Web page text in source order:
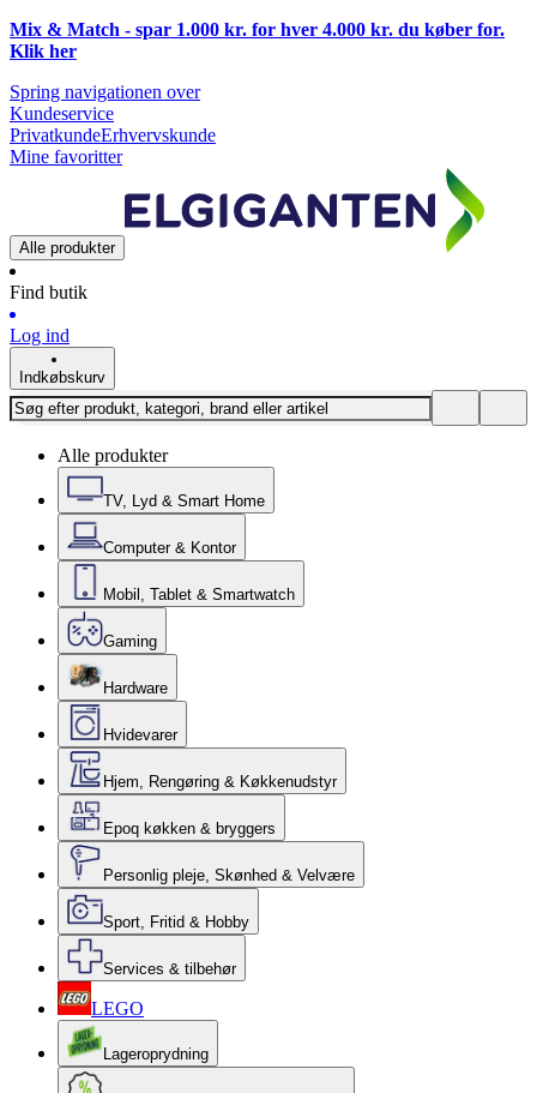
Mix & Match - spar 1.000 kr. for hver 4.000 kr. du køber for.
Klik her
Spring navigationen over
Kundeservice
PrivatkundeErhvervskunde
Mine favoritter
Alle produkter
Find butik
Log ind
Indkøbskurv
Alle produkter
TV, Lyd & Smart Home
Computer & Kontor
Mobil, Tablet & Smartwatch
Gaming
Hardware
Hvidevarer
Hjem, Rengøring & Køkkenudstyr
Epoq køkken & bryggers
Personlig pleje, Skønhed & Velvære
Sport, Fritid & Hobby
Services & tilbehør
LEGO
Lageroprydning